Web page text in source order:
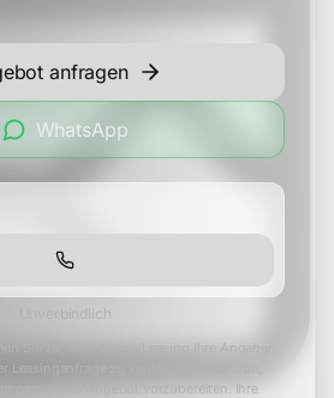
anfragen
WhatsApp
Unverbindlich
Sie zu, dass LuxuryLeasing Ihre Angaben
Leasinganfrage zu kontaktieren (Telefon,
passendes Angebot vorzubereiten. Ihre